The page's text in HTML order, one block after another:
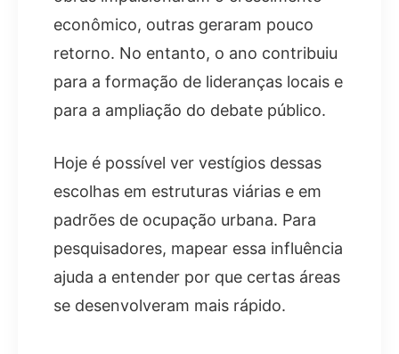
econômico, outras geraram pouco
retorno. No entanto, o ano contribuiu
para a formação de lideranças locais e
para a ampliação do debate público.
Hoje é possível ver vestígios dessas
escolhas em estruturas viárias e em
padrões de ocupação urbana. Para
pesquisadores, mapear essa influência
ajuda a entender por que certas áreas
se desenvolveram mais rápido.